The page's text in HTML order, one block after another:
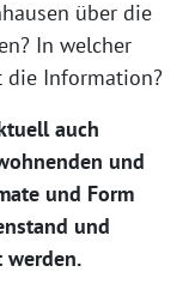
über die
In welcher
die Information?
auch
und
und Form
und
werden.